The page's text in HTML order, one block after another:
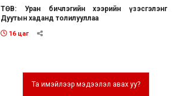
ТӨВ: Уран бичлэгийн хээрийн үзэсгэлэнг
Дуутын хаданд толилууллаа
16 цаг
Та имэйлээр мэдээлэл авах уу?